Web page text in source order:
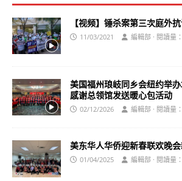
【视频】锤杀案第三次庭外
11/03/2021 編輯部 · 閱讀量
美国福州琅岐同乡会纽约举
感谢总领馆发送暖心包活动
02/12/2026 編輯部 · 閱讀量
美东华人华侨迎新春联欢晚
01/04/2025 編輯部 · 閱讀量